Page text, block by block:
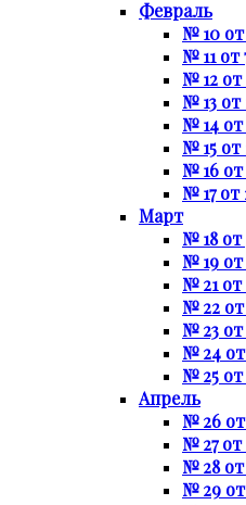
Февраль
№ 10 от
№ 11 от
№ 12 от
№ 13 от
№ 14 от
№ 15 от
№ 16 от
№ 17 от
Март
№ 18 от
№ 19 от
№ 21 от
№ 22 от
№ 23 от
№ 24 от
№ 25 от
Апрель
№ 26 от
№ 27 от
№ 28 от
№ 29 от